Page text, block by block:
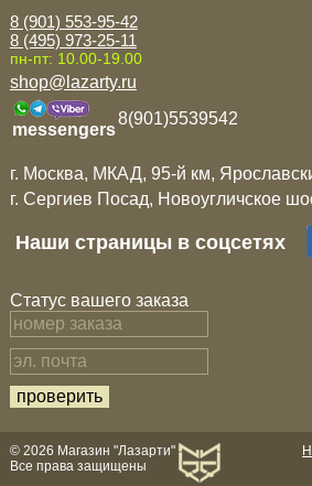
8 (901) 553-95-42
8 (495) 973-25-11
пн-пт: 10.00-19.00
shop@lazarty.ru
messengers
8(901)5539542
г. Москва, МКАД, 95-й км,
г. Сергиев Посад, Новоугличское
Наши страницы в соцсетях
Статус вашего заказа
© 2026 Магазин "Лазарти"
Все права защищены